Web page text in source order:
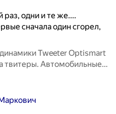
раз, одни и те же....
сначала один сгорел,
Tweeter Optismart
твитеры. Автомобильные
для авто твиттеры.